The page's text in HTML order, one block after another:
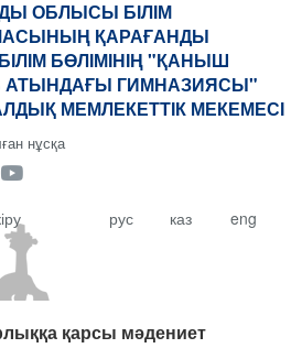
ОБЛЫСЫ БІЛІМ
ҚАРАҒАНДЫ
БӨЛІМІНІҢ "ҚАНЫШ
АТЫНДАҒЫ ГИМНАЗИЯСЫ"
МЕМЛЕКЕТТІК МЕКЕМЕСІ
нұсқа
рус каз eng
қарсы мәдениет